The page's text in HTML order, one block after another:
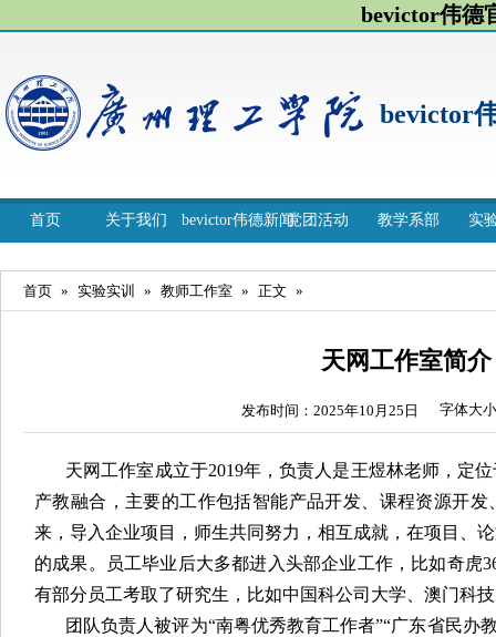
bevictor伟德
bevictor
首页 关于我们 bevictor伟德新闻党团活动 教学系部 实
首页 » 实验实训 » 教师工作室 » 正文 »
天网工作室简介
发布时间：2025年10月25日 字体大
天网工作室成立于2019年，负责人是王煜林老师，定
产教融合，主要的工作包括智能产品开发、课程资源开
来，导入企业项目，师生共同努力，相互成就，在项目、
的成果。员工毕业后大多都进入头部企业工作，比如奇虎
有部分员工考取了研究生，比如中国科公司大学、澳门科
团队负责人被评为“南粤优秀教育工作者”“广东省民办